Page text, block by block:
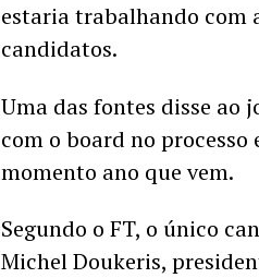
estaria trabalhando com
candidatos.
Uma das fontes disse ao
com o board no
momento ano que vem.
Segundo o FT, o único
Michel Doukeris,